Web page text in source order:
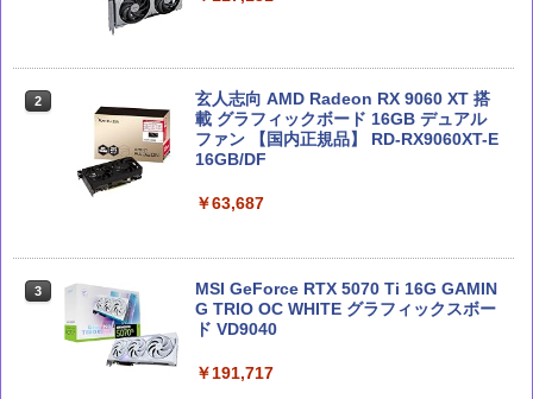
2
深層学習教科書 ディープラーニング G検
定（ジェネラリスト）公式テキスト 第3
版 (EXAMPRESS)
軍事力、テクノロジーの未来
￥3,300
2
Microsoft 365 Copilot踏み込み活用術
（できるビジネス）
￥2,200
ネラリスト問題集 第3版
￥2,750
2
玄人志向 AMD Radeon RX 9060 XT 搭
載 グラフィックボード 16GB デュアル
ファン 【国内正規品】 RD-RX9060XT-E
16GB/DF
￥63,687
3
MSI GeForce RTX 5070 Ti 16G GAMIN
G TRIO OC WHITE グラフィックスボー
ド VD9040
￥191,717